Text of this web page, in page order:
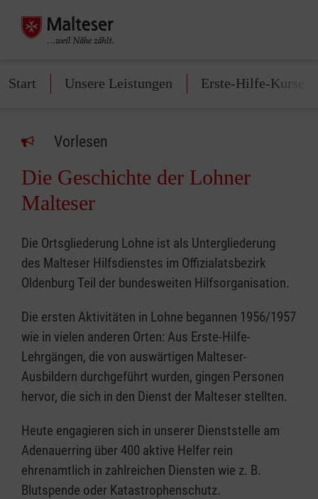
Start Unsere Leistungen Erste-Hilfe-Kurse
Vorlesen
Die Geschichte der Lohner
Malteser
Die Ortsgliederung Lohne ist als Untergliederung
des Malteser Hilfsdienstes im Offizialatsbezirk
Oldenburg Teil der bundesweiten Hilfsorganisation.
Die ersten Aktivitäten in Lohne begannen 1956/1957
wie in vielen anderen Orten: Aus Erste-Hilfe-
Lehrgängen, die von auswärtigen Malteser-
Ausbildern durchgeführt wurden, gingen Personen
hervor, die sich in den Dienst der Malteser stellten.
Heute engagieren sich in unserer Dienststelle am
Adenauerring über 400 aktive Helfer rein
ehrenamtlich in zahlreichen Diensten wie z. B.
Blutspende oder Katastrophenschutz.